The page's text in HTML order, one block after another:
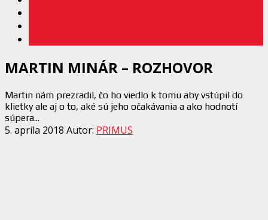
MARTIN MINÁR – ROZHOVOR
Martin nám prezradil, čo ho viedlo k tomu aby vstúpil do
klietky ale aj o to, aké sú jeho očakávania a ako hodnotí
súpera...
5. apríla 2018 Autor: PRIMUS